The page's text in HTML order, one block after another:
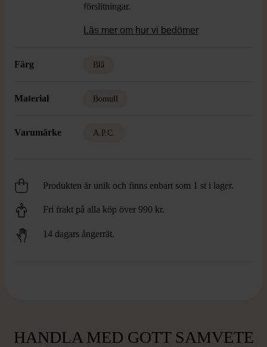
förslitningar.
Läs mer om hur vi bedömer
Färg Blå
Material Bomull
Varumärke A.P.C.
Produkten är unik och finns enbart som 1 st i lager.
Fri frakt på alla köp över 990 kr.
14 dagars ångerrät.
HANDLA MED GOTT SAMVETE